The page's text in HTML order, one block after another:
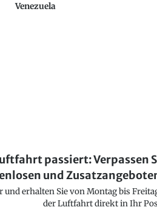
Venezuela
passiert:
und
erhalten Sie von Montag bis
der Luftfahrt direkt in Ihr